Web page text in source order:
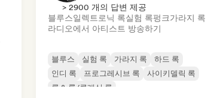
> 2900 개의 답변 제공
블루스일렉트로닉 록실험 록펑크가라지 록
라디오에서 아티스트 방송하기
블루스 실험 록 가라지 록
하드 록
인디 록
프로그레시브 록
사이키델릭 록
록 & 롤/클래식 록